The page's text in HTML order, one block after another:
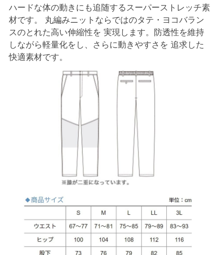
ハードな体の動きにも追随するスーパーストレッチ素
材です。 丸編みニットならではのタテ・ヨコバラン
スのとれた高い伸縮性を 実現します。防透性を維持
しながら軽量化をし、さらに動きやすさを 追求した
快適素材です。